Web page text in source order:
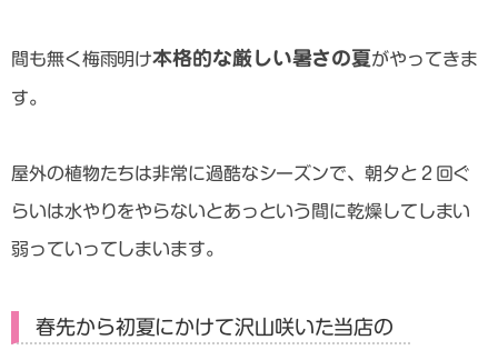
間も無く梅雨明け本格的な厳しい暑さの夏がやってきま
す。
屋外の植物たちは非常に過酷なシーズンで、朝夕と２回ぐ
らいは水やりをやらないとあっという間に乾燥してしまい
弱っていってしまいます。
春先から初夏にかけて沢山咲いた当店の